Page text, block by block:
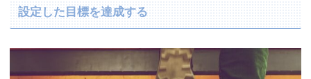
設定した目標を達成する